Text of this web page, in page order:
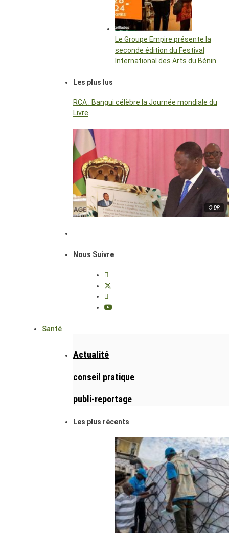
Le Groupe Empire présente la
seconde édition du Festival
International des Arts du Bénin
Les plus lus
RCA : Bangui célèbre la Journée mondiale du
Livre
© DR
Nous Suivre
Santé
Actualité
conseil pratique
publi-reportage
Les plus récents